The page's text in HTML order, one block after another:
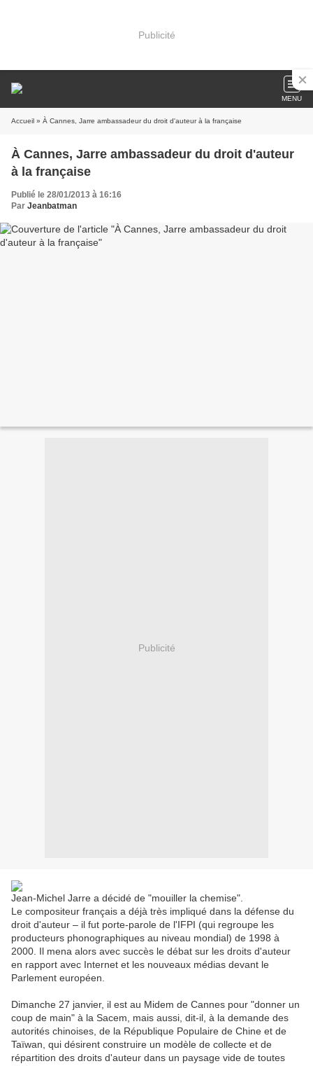
Publicité
MENU
Accueil » À Cannes, Jarre ambassadeur du droit d'auteur à la française
À Cannes, Jarre ambassadeur du droit d'auteur
à la française
Publié le 28/01/2013 à 16:16
Par Jeanbatman
Publicité
Jean-Michel Jarre a décidé de "mouiller la chemise".
Le compositeur français a déjà très impliqué dans la défense du
droit d'auteur – il fut porte-parole de l'IFPI (qui regroupe les
producteurs phonographiques au niveau mondial) de 1998 à
2000. Il mena alors avec succès le débat sur les droits d'auteur
en rapport avec Internet et les nouveaux médias devant le
Parlement européen.
Dimanche 27 janvier, il est au Midem de Cannes pour "donner un
coup de main" à la Sacem, mais aussi, dit-il, à la demande des
autorités chinoises, de la République Populaire de Chine et de
Taïwan, qui désirent construire un modèle de collecte et de
répartition des droits d'auteur dans un paysage vide de toutes